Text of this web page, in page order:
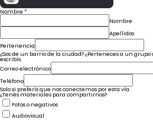
Nombre *
Nombre
Apellidos
Pertenencia
¿Sos de un barrio de la ciudad? ¿Perteneces a un
escribís.
Correo electrónico
Teléfono
Solo si preferís que nos conectemos por esta vía.
¿Tenés materiales para compartirnos?
Fotos o negativos
Audiovisual